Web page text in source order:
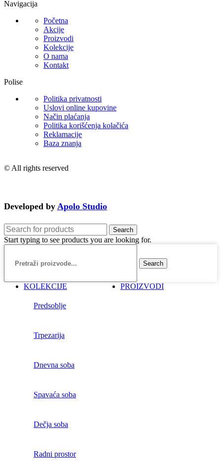
Navigacija
Početna
Akcije
Proizvodi
Kolekcije
O nama
Kontakt
Polise
Politika privatnosti
Uslovi online kupovine
Način plaćanja
Politika korišćenja kolačića
Reklamacije
Baza znanja
© All rights reserved
Developed by Apolo Studio
Search
Start typing to see products you are looking for.
Search
KOLEKCIJE PROIZVODI
Predsoblje
Trpezarija
Dnevna soba
Spavaća soba
Dečja soba
Radni prostor